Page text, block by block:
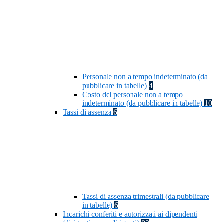
Personale non a tempo indeterminato (da
pubblicare in tabelle) 4
Costo del personale non a tempo
indeterminato (da pubblicare in tabelle) 10
Tassi di assenza 6
Tassi di assenza trimestrali (da pubblicare
in tabelle) 6
Incarichi conferiti e autorizzati ai dipendenti